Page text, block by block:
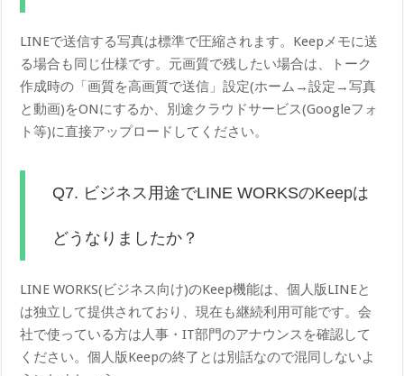
LINEで送信する写真は標準で圧縮されます。Keepメモに送
る場合も同じ仕様です。元画質で残したい場合は、トーク
作成時の「画質を高画質で送信」設定(ホーム→設定→写真
と動画)をONにするか、別途クラウドサービス(Googleフォ
ト等)に直接アップロードしてください。
Q7. ビジネス用途でLINE WORKSのKeepは
どうなりましたか？
LINE WORKS(ビジネス向け)のKeep機能は、個人版LINEと
は独立して提供されており、現在も継続利用可能です。会
社で使っている方は人事・IT部門のアナウンスを確認して
ください。個人版Keepの終了とは別話なので混同しないよ